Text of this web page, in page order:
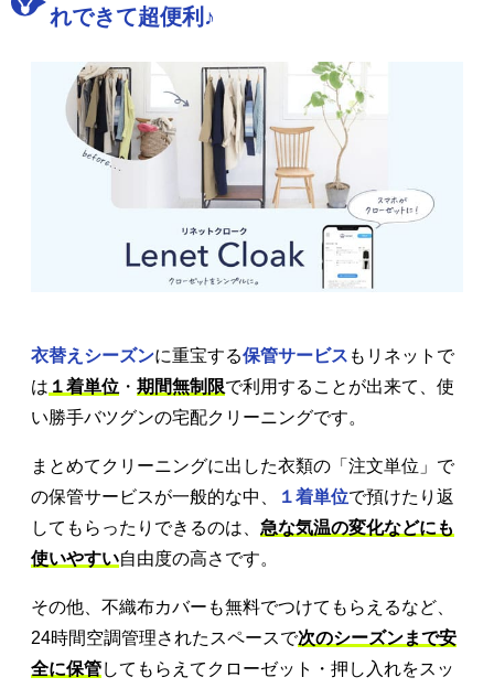
れできて超便利♪
衣替えシーズンに重宝する保管サービス もリネットで
は １着単位 ・ 期間無制限で利用することが出来て、使
い勝手バツグンの宅配クリーニングです。
まとめてクリーニングに出した衣類の「注文単位」で
の保管サービスが一般的な中、
１着単位で預けたり返
してもらったりできるのは、 急な気温の変化などにも
使いやすい自由度の高さです。
その他、不織布カバーも無料でつけてもらえるなど、
24時間空調管理されたスペースで次のシーズンまで安
全に保管してもらえてクローゼット・押し入れをスッ